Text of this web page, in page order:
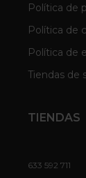
Política de
Política de
Política de
Tiendas de
TIENDAS
633 592 711